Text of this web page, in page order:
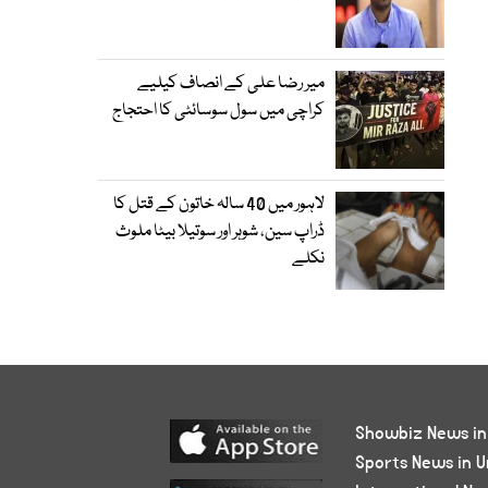
میر رضا علی کے انصاف کیلیے
کراچی میں سول سوسائٹی کا احتجاج
لاہور میں 40 سالہ خاتون کے قتل کا
ڈراپ سین، شوہر اور سوتیلا بیٹا ملوث
نکلے
Showbiz News
Sports News in